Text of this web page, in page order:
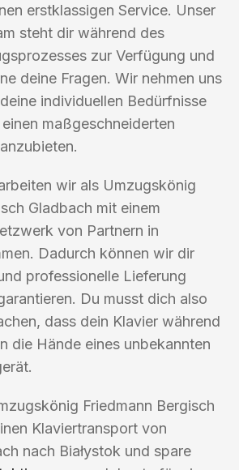
erstklassigen Service. Unser
steht dir während des
zur Verfügung und
deine Fragen. Wir nehmen uns
individuellen Bedürfnisse
maßgeschneiderten
wir als Umzugskönig
Gladbach mit einem
von Partnern in
Dadurch können wir dir
professionelle Lieferung
Du musst dich also
dass dein Klavier während
die Hände eines unbekannten
Friedmann Bergisch
Klaviertransport von
nach Białystok und spare